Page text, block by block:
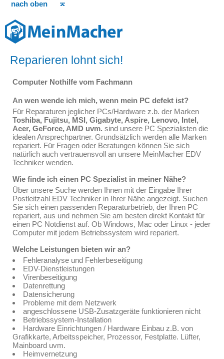
nach oben
Reparieren lohnt sich!
Computer Nothilfe vom Fachmann
An wen wende ich mich, wenn mein PC defekt ist?
Für Reparaturen jeglicher PCs/Hardware z.b. der Marken
Toshiba, Fujitsu, MSI, Gigabyte, Aspire, Lenovo, Intel,
Acer, GeForce, AMD uvm. sind unsere PC Spezialisten die
idealen Ansprechpartner. Grundsätzlich werden alle Marken
repariert. Für Fragen oder Beratungen können Sie sich
natürlich auch vertrauensvoll an unsere MeinMacher EDV
Techniker wenden.
Wie finde ich einen PC Spezialist in meiner Nähe?
Über unsere Suche werden Ihnen mit der Eingabe Ihrer
Postleitzahl EDV Techniker in Ihrer Nähe angezeigt. Suchen
Sie sich einen passenden Reparaturbetrieb, der Ihren PC
repariert, aus und nehmen Sie am besten direkt Kontakt für
einen PC Notdienst auf. Ob Windows, Mac oder Linux - jeder
Computer mit jedem Betriebssystem wird repariert.
Welche Leistungen bieten wir an?
Fehleranalyse und Fehlerbeseitigung
EDV-Dienstleistungen
Virenbeseitigung
Datenrettung
Datensicherung
Probleme mit dem Netzwerk
angeschlossene USB-Zusatzgeräte funktionieren nicht
Betriebssystem-Installation
Hardware Einrichtungen / Hardware Einbau z.B. von
Grafikkarte, Arbeitsspeicher, Prozessor, Festplatte. Lüfter,
Mainboard uvm.
Heimvernetzung